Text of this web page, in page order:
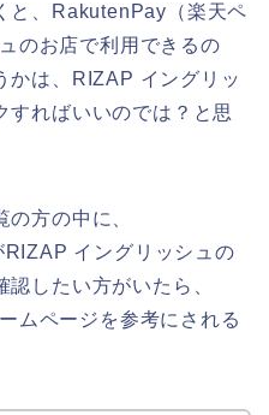
と、RakutenPay（楽天ペ
のお店で利用できるの
かは、RIZAP イングリッ
すればいいのでは？と思
方の中に、
イングリッシュの
したい方がいたら、
ムページを参考にされる